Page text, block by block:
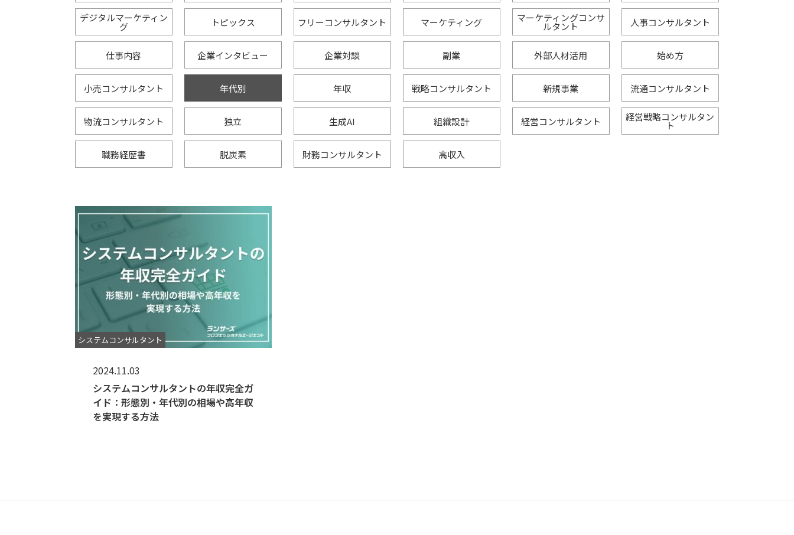
デジタルマーケティン
グ トピックス フリーコンサルタント マーケティング マーケティングコンサ
ルタント 人事コンサルタント
仕事内容 企業インタビュー 企業対談 副業 外部人材活用 始め方
小売コンサルタント 年代別 年収 戦略コンサルタント 新規事業 流通コンサルタント
物流コンサルタント 独立 生成AI 組織設計 経営コンサルタント 経営戦略コンサルタン
ト
職務経歴書 脱炭素 財務コンサルタント 高収入
システムコンサルタント
2024.11.03
システムコンサルタントの年収完全ガ
イド：形態別・年代別の相場や高年収
を実現する方法